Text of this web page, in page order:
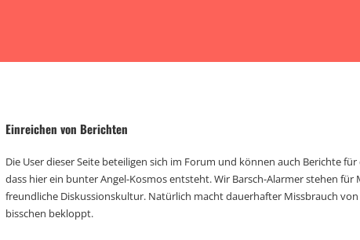
Einreichen von Berichten
Die User dieser Seite beteiligen sich im Forum und können auch Berichte
dass hier ein bunter Angel-Kosmos entsteht. Wir Barsch-Alarmer stehen
freundliche Diskussionskultur. Natürlich macht dauerhafter Missbrauch
bisschen bekloppt.